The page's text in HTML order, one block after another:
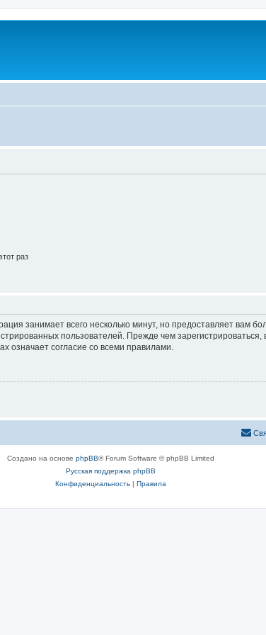
раз
занимает всего несколько минут, но предоставляет вам
пользователей. Прежде чем зарегистрироваться,
согласие со всеми правилами.
Создано на основе phpBB® Forum Software © phpBB Limited
Русская поддержка phpBB
Конфиденциальность| Правила